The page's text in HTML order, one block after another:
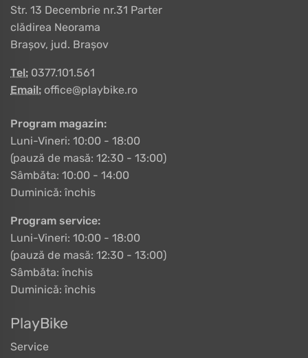
Str. 13 Decembrie nr.31 Parter
clădirea Neorama
Brașov, jud. Brașov
Tel: 0377.101.561
Email: office@playbike.ro
Program magazin:
Luni-Vineri: 10:00 - 18:00
(pauză de masă: 12:30 - 13:00)
Sâmbăta: 10:00 - 14:00
Duminică: închis
Program service:
Luni-Vineri: 10:00 - 18:00
(pauză de masă: 12:30 - 13:00)
Sâmbăta: închis
Duminică: închis
PlayBike
Service